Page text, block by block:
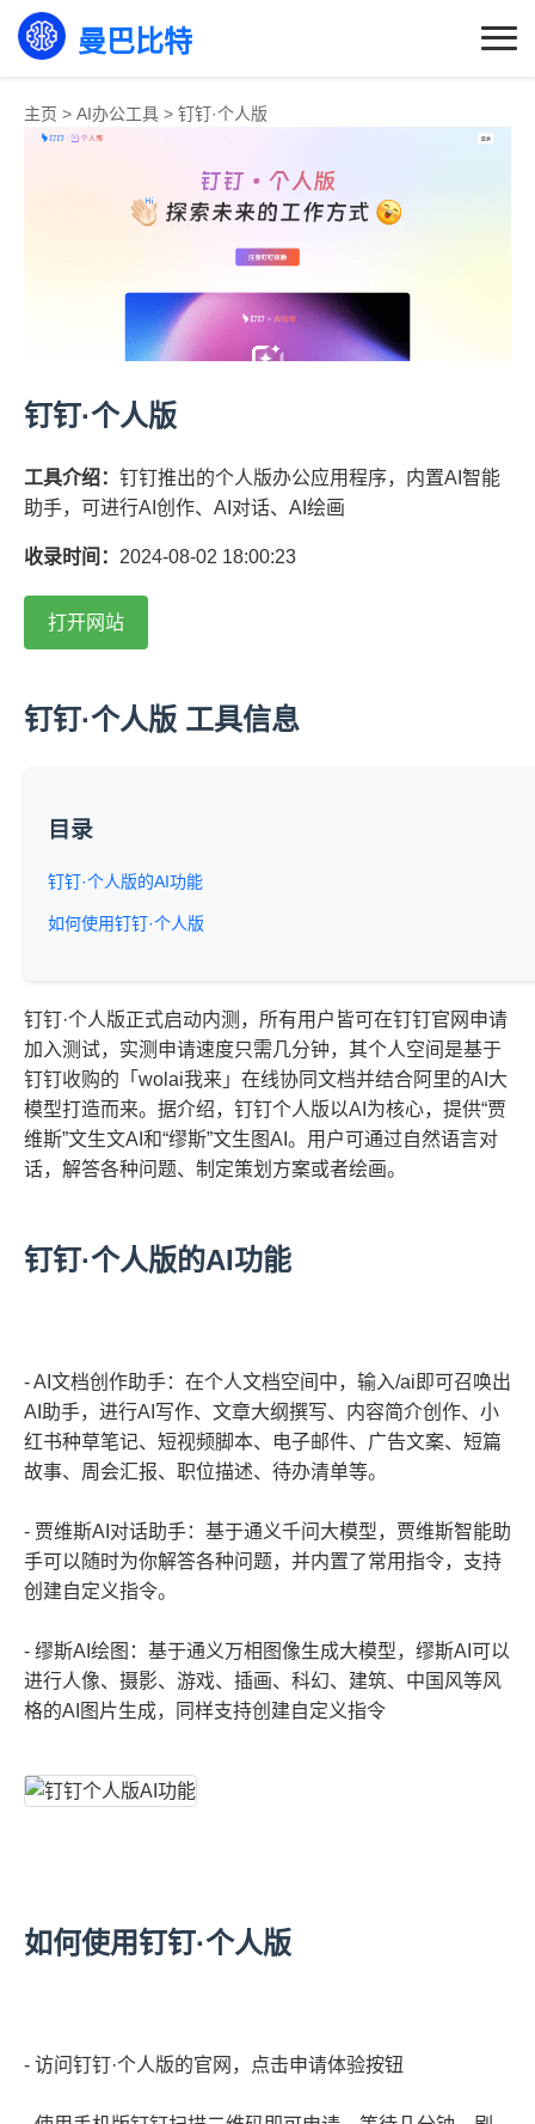
曼巴比特
主页 > AI办公工具 > 钉钉·个人版
钉钉·个人版
工具介绍： 钉钉推出的个人版办公应用程序，内置AI智能
助手，可进行AI创作、AI对话、AI绘画
收录时间： 2024-08-02 18:00:23
打开网站
钉钉·个人版 工具信息
目录
钉钉·个人版的AI功能
如何使用钉钉·个人版
钉钉·个人版正式启动内测，所有用户皆可在钉钉官网申请
加入测试，实测申请速度只需几分钟，其个人空间是基于
钉钉收购的「wolai我来」在线协同文档并结合阿里的AI大
模型打造而来。据介绍，钉钉个人版以AI为核心，提供“贾
维斯”文生文AI和“缪斯”文生图AI。用户可通过自然语言对
话，解答各种问题、制定策划方案或者绘画。
钉钉·个人版的AI功能
- AI文档创作助手：在个人文档空间中，输入/ai即可召唤出
AI助手，进行AI写作、文章大纲撰写、内容简介创作、小
红书种草笔记、短视频脚本、电子邮件、广告文案、短篇
故事、周会汇报、职位描述、待办清单等。
- 贾维斯AI对话助手：基于通义千问大模型，贾维斯智能助
手可以随时为你解答各种问题，并内置了常用指令，支持
创建自定义指令。
- 缪斯AI绘图：基于通义万相图像生成大模型，缪斯AI可以
进行人像、摄影、游戏、插画、科幻、建筑、中国风等风
格的AI图片生成，同样支持创建自定义指令
如何使用钉钉·个人版
- 访问钉钉·个人版的官网，点击申请体验按钮